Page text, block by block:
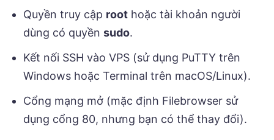
Quyền truy cập root hoặc tài khoản người
dùng có quyềnsudo.
Kết nối SSH vào VPS (sử dụng PuTTY trên
Windows hoặc Terminal trên macOS/Linux).
Cổng mạng mở (mặc định Filebrowser sử
dụng cổng 80, nhưng bạn có thể thay đổi).